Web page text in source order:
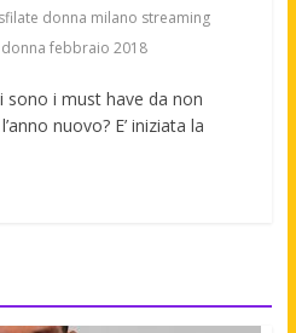
sfilate donna milano streaming
febbraio 2018
sono i must have da non
nuovo? E’ iniziata la